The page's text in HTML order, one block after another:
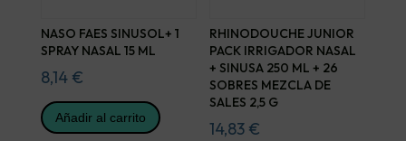
NASO FAES SINUSOL+ 1
SPRAY NASAL 15 ML
8,14 €
Añadir al carrito
RHINODOUCHE JUNIOR
PACK IRRIGADOR NASAL
+ SINUSA 250 ML + 26
SOBRES MEZCLA DE
SALES 2,5 G
14,83 €